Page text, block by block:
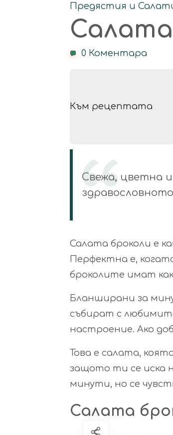
Предястия и
0 Коментара
Към рецептата
Свежа, цветна
Салата броколи е
Перфектна е,
броколите имат
Бланширани за
събират с
настроение. Ако
Това е салата,
защото ти се иска
минути, но се
Салата